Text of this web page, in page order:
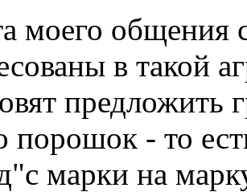
моего общения
в такой
предложить
порошок - то
марки на